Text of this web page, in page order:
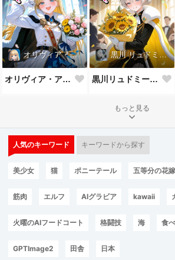
オリヴィア・アストリー
オリヴィア・アストリー様誕生祝！
黒川 リュドミーラ
黒川リュドミーラ様誕生祝！
もっと見る
人気のキーワード キーワードから探す
美少女 猫 ポニーテール 五等分の花嫁
筋肉 エルフ AIグラビア kawaii
火曜のAIフードコート 格闘技 海 食
GPTImage2 田舎 日本